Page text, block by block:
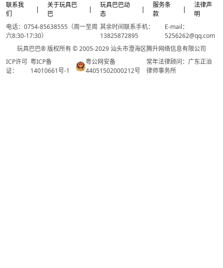
联系我
们
|
关于玩具巴
巴
|
玩具巴巴动
态
|
服务条
款
|
法律声
明
电话：0754-85638555（周一至周
六8:30-17:30）
其余时间联系手机：
13825872895
E-mail：
5256262@qq.com
玩具巴巴® 版权所有 © 2005-2029 汕头市澄海区腾升网络信息有限公司
ICP许可
证：
粤ICP备
14010661号-1
粤公网安备
44051502000212号
常年法律顾问：广东正治
律师事务所